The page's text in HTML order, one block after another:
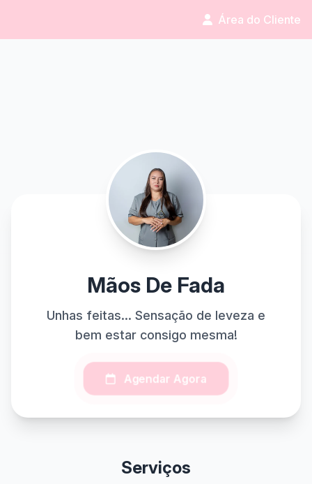
Área do Cliente
Mãos De Fada
Unhas feitas... Sensação de leveza e
bem estar consigo mesma!
Agendar Agora
Serviços